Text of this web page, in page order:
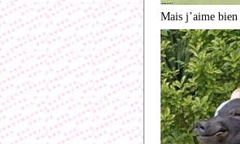
Mais j’aime